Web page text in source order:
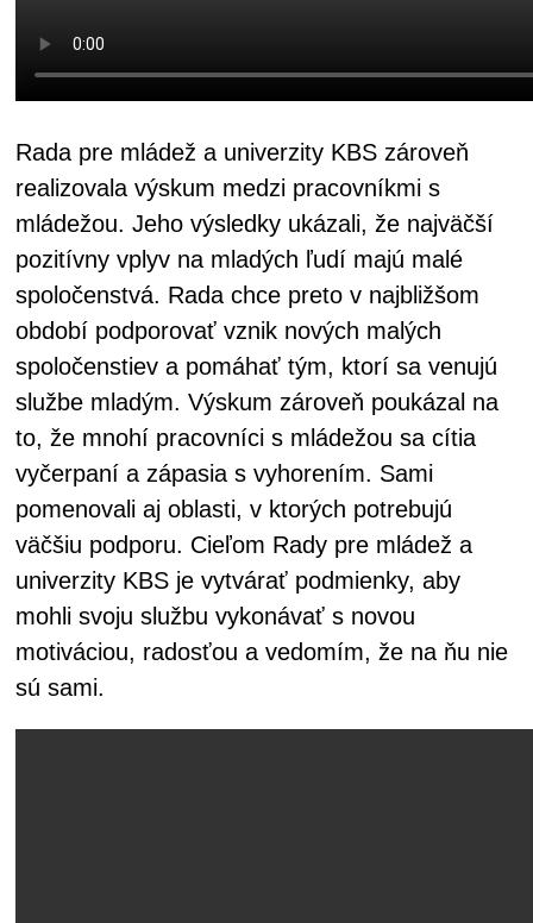
Rada pre mládež a univerzity KBS zároveň
realizovala výskum medzi pracovníkmi s
mládežou. Jeho výsledky ukázali, že najväčší
pozitívny vplyv na mladých ľudí majú malé
spoločenstvá. Rada chce preto v najbližšom
období podporovať vznik nových malých
spoločenstiev a pomáhať tým, ktorí sa venujú
službe mladým. Výskum zároveň poukázal na
to, že mnohí pracovníci s mládežou sa cítia
vyčerpaní a zápasia s vyhorením. Sami
pomenovali aj oblasti, v ktorých potrebujú
väčšiu podporu. Cieľom Rady pre mládež a
univerzity KBS je vytvárať podmienky, aby
mohli svoju službu vykonávať s novou
motiváciou, radosťou a vedomím, že na ňu nie
sú sami.